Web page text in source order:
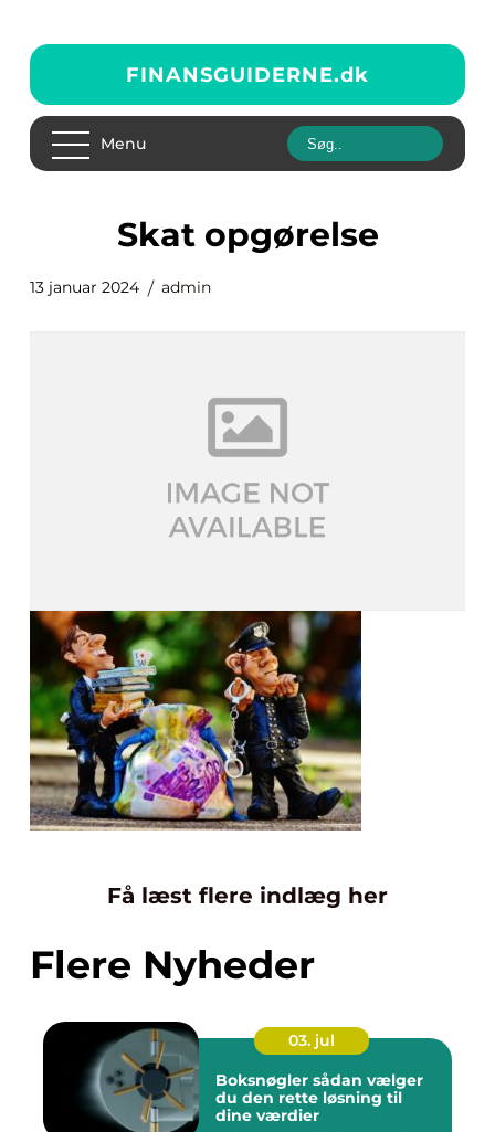
FINANSGUIDERNE.dk
Menu
skat opgørelse
13 januar 2024 admin
Få læst flere indlæg her
Flere Nyheder
03. jul
Boksnøgler sådan vælger
du den rette løsning til
dine værdier